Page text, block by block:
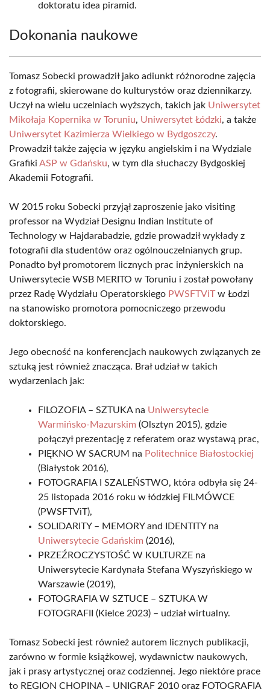
doktoratu idea piramid.
Dokonania naukowe
Tomasz Sobecki prowadził jako adiunkt różnorodne zajęcia
z fotografii, skierowane do kulturystów oraz dziennikarzy.
Uczył na wielu uczelniach wyższych, takich jak Uniwersytet
Mikołaja Kopernika w Toruniu, Uniwersytet Łódzki, a także
Uniwersytet Kazimierza Wielkiego w Bydgoszczy.
Prowadził także zajęcia w języku angielskim i na Wydziale
Grafiki ASP w Gdańsku, w tym dla słuchaczy Bydgoskiej
Akademii Fotografii.
W 2015 roku Sobecki przyjął zaproszenie jako visiting
professor na Wydział Designu Indian Institute of
Technology w Hajdarabadzie, gdzie prowadził wykłady z
fotografii dla studentów oraz ogólnouczelnianych grup.
Ponadto był promotorem licznych prac inżynierskich na
Uniwersytecie WSB MERITO w Toruniu i został powołany
przez Radę Wydziału Operatorskiego PWSFTViTw Łodzi
na stanowisko promotora pomocniczego przewodu
doktorskiego.
Jego obecność na konferencjach naukowych związanych ze
sztuką jest również znacząca. Brał udział w takich
wydarzeniach jak:
FILOZOFIA – SZTUKA na Uniwersytecie
Warmińsko-Mazurskim (Olsztyn 2015), gdzie
połączył prezentację z referatem oraz wystawą prac,
PIĘKNO W SACRUM na Politechnice Białostockiej
(Białystok 2016),
FOTOGRAFIA I SZALEŃSTWO, która odbyła się 24-
25 listopada 2016 roku w łódzkiej FILMÓWCE
(PWSFTViT),
SOLIDARITY – MEMORY and IDENTITY na
Uniwersytecie Gdańskim (2016),
PRZEŹROCZYSTOŚĆ W KULTURZE na
Uniwersytecie Kardynała Stefana Wyszyńskiego w
Warszawie (2019),
FOTOGRAFIA W SZTUCE – SZTUKA W
FOTOGRAFII (Kielce 2023) – udział wirtualny.
Tomasz Sobecki jest również autorem licznych publikacji,
zarówno w formie książkowej, wydawnictw naukowych,
jak i prasy artystycznej oraz codziennej. Jego niektóre prace
to REGION CHOPINA – UNIGRAF 2010 oraz FOTOGRAFIA